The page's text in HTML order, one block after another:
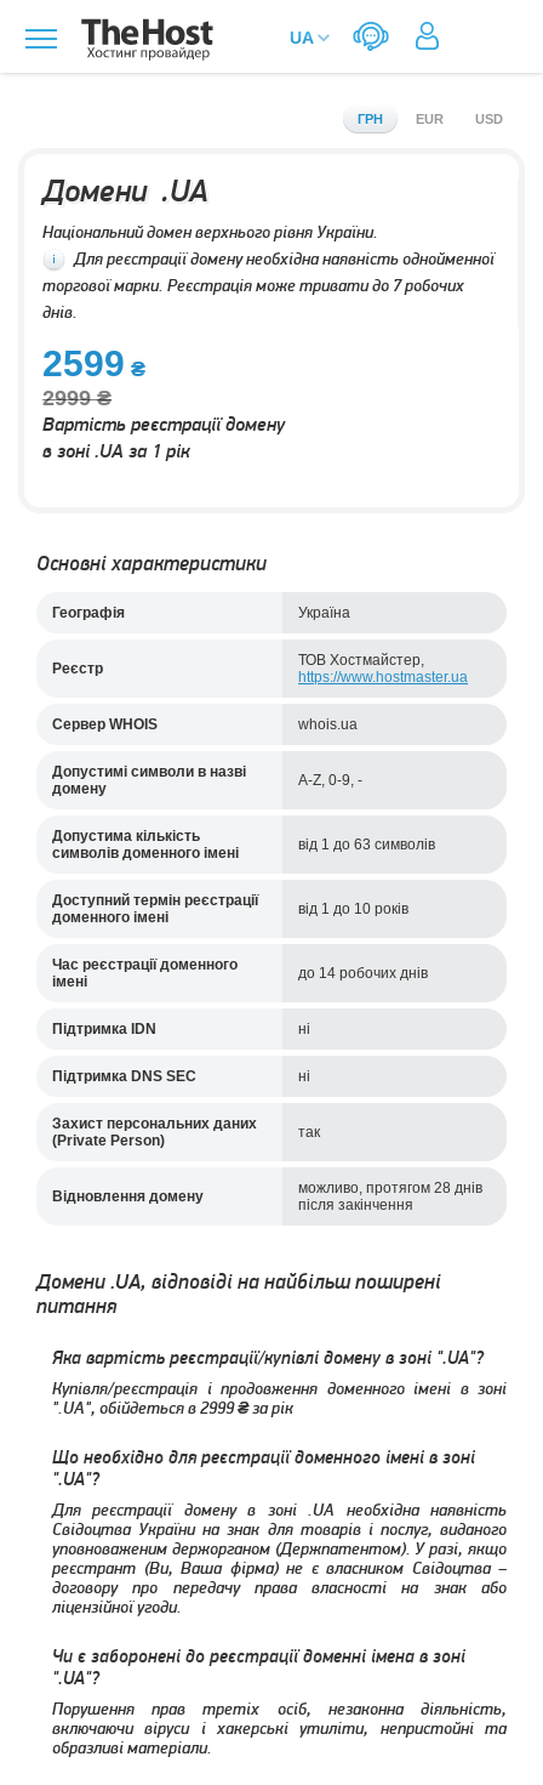
ГРН EUR USD
Домени .UA
Національний домен верхнього рівня України.
Для реєстрації домену необхідна наявність однойменної
торгової марки. Реєстрація може тривати до 7 робочих
днів.
2599
2999
Вартість реєстрації домену
в зоні .UA за 1 рік
Основні характеристики
Географія Україна
Реєстр
ТОВ Хостмайстер,
https://www.hostmaster.ua
Cервер WHOIS whois.ua
Допустимі символи в назві
домену
A-Z, 0-9, -
Допустима кількість
символів доменного імені
від 1 до 63 символів
Доступний термін реєстрації
доменного імені
від 1 до 10 років
Час реєстрації доменного
імені
до 14 робочих днів
Підтримка IDN ні
Підтримка DNS SEC ні
Захист персональних даних
(Private Person)
так
Відновлення домену
можливо, протягом 28 днів
після закінчення
Домени .UA, відповіді на найбільш поширені
питання
Яка вартість реєстрації/купівлі домену в зоні ".UA"?
Купівля/реєстрація і продовження доменного імені в зоні
".UA", обійдеться в2999 за рік
Що необхідно для реєстрації доменного імені в зоні
".UA"?
Для реєстрації домену в зоні .UA необхідна наявність
Cвідоцтва України на знак для товарів і послуг, виданого
уповноваженим держорганом (Держпатентом). У разі, якщо
реєстрант (Ви, Ваша фірма) не є власником Свідоцтва –
договору про передачу права власності на знак або
ліцензійної угоди.
Чи є заборонені до реєстрації доменні імена в зоні
".UA"?
Порушення прав третіх осіб, незаконна діяльність,
включаючи віруси і хакерські утиліти, непристойні та
образливі матеріали.